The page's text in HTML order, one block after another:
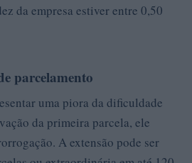
da empresa estiver entre 0,50
parcelamento
uma piora da dificuldade
da primeira parcela, ele
A extensão pode ser